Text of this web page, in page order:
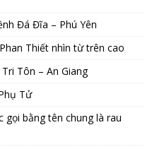
Đá Đĩa – Phú Yên
Thiết nhìn từ trên cao
Tôn – An Giang
Tử
gọi bằng tên chung là rau